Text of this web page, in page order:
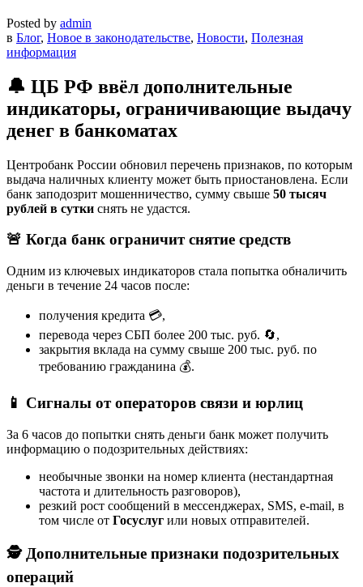
Posted by admin
в Блог, Новое в законодательстве, Новости, Полезная
информация
🔔 ЦБ РФ ввёл дополнительные
индикаторы, ограничивающие выдачу
денег в банкоматах
Центробанк России обновил перечень признаков, по которым
выдача наличных клиенту может быть приостановлена. Если
банк заподозрит мошенничество, сумму свыше 50 тысяч
рублей в сутки снять не удастся.
🚨 Когда банк ограничит снятие средств
Одним из ключевых индикаторов стала попытка обналичить
деньги в течение 24 часов после:
получения кредита 💳,
перевода через СБП более 200 тыс. руб. 🔄,
закрытия вклада на сумму свыше 200 тыс. руб. по
требованию гражданина 💰.
📱 Сигналы от операторов связи и юрлиц
За 6 часов до попытки снять деньги банк может получить
информацию о подозрительных действиях:
необычные звонки на номер клиента (нестандартная
частота и длительность разговоров),
резкий рост сообщений в мессенджерах, SMS, e-mail, в
том числе от Госуслуг или новых отправителей.
🕵️ Дополнительные признаки подозрительных
операций